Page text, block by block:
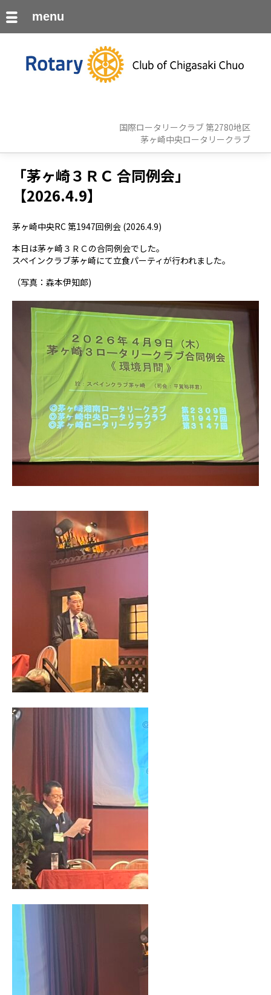
国際ロータリークラブ 第2780地区
茅ヶ崎中央ロータリークラブ
「茅ヶ崎３ＲＣ 合同例会」
【2026.4.9】
茅ヶ崎中央RC 第1947回例会 (2026.4.9)
本日は茅ヶ崎３ＲＣの合同例会でした。
スペインクラブ茅ヶ崎にて立食パーティが行われました。
（写真：森本伊知郎)
menu